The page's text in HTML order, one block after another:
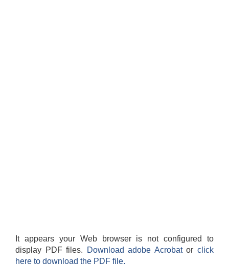
It appears your Web browser is not configured to
display PDF files.
Download adobe Acrobatorclick
here to download the PDF file.